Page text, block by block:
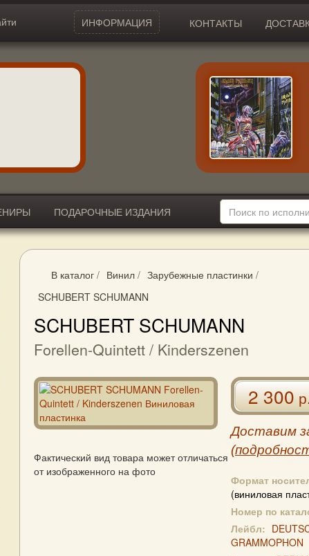
ИНФОРМАЦИЯ КОНТАКТЫ
ПОДАРОЧНЫЕ ИЗДАНИЯ
В каталог / Винил / Зарубежные пластинки /
SCHUBERT SCHUMANN
SCHUBERT SCHUMANN
Forellen-Quintett / Kinderszenen
Фактический вид товара может отличаться
от изображенного на фото
2 300
Доставим
(
Формат
(виниловая
Номер по
Лейбл:
GRAMMOPHON